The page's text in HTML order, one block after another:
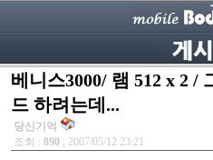
베니스3000/ 램 512 x 2 /
드 하려는데...
당신기억
조회 : 890 , 2007/05/12 23:21